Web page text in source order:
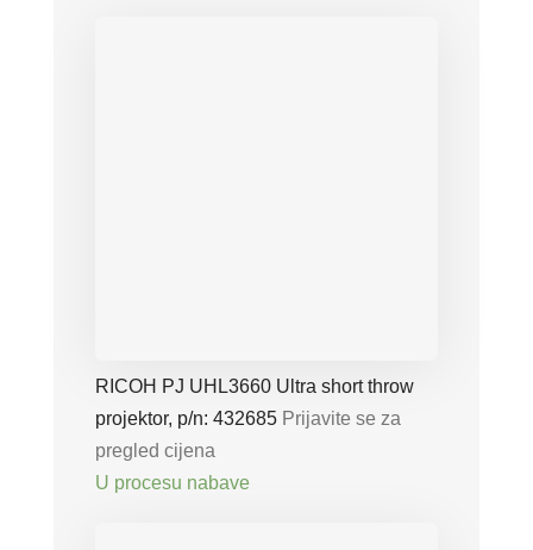
RICOH PJ UHL3660 Ultra short throw
projektor, p/n: 432685 Prijavite se za
pregled cijena
U procesu nabave